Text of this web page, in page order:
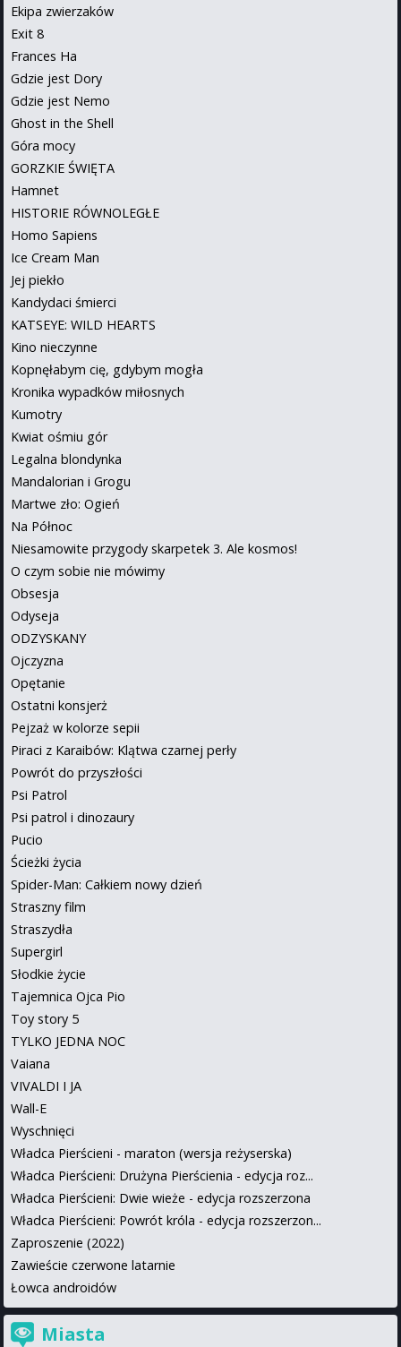
Ekipa zwierzaków
Exit 8
Frances Ha
Gdzie jest Dory
Gdzie jest Nemo
Ghost in the Shell
Góra mocy
GORZKIE ŚWIĘTA
Hamnet
HISTORIE RÓWNOLEGŁE
Homo Sapiens
Ice Cream Man
Jej piekło
Kandydaci śmierci
KATSEYE: WILD HEARTS
Kino nieczynne
Kopnęłabym cię, gdybym mogła
Kronika wypadków miłosnych
Kumotry
Kwiat ośmiu gór
Legalna blondynka
Mandalorian i Grogu
Martwe zło: Ogień
Na Północ
Niesamowite przygody skarpetek 3. Ale kosmos!
O czym sobie nie mówimy
Obsesja
Odyseja
ODZYSKANY
Ojczyzna
Opętanie
Ostatni konsjerż
Pejzaż w kolorze sepii
Piraci z Karaibów: Klątwa czarnej perły
Powrót do przyszłości
Psi Patrol
Psi patrol i dinozaury
Pucio
Ścieżki życia
Spider-Man: Całkiem nowy dzień
Straszny film
Straszydła
Supergirl
Słodkie życie
Tajemnica Ojca Pio
Toy story 5
TYLKO JEDNA NOC
Vaiana
VIVALDI I JA
Wall-E
Wyschnięci
Władca Pierścieni - maraton (wersja reżyserska)
Władca Pierścieni: Drużyna Pierścienia - edycja roz...
Władca Pierścieni: Dwie wieże - edycja rozszerzona
Władca Pierścieni: Powrót króla - edycja rozszerzon...
Zaproszenie (2022)
Zawieście czerwone latarnie
Łowca androidów
Miasta